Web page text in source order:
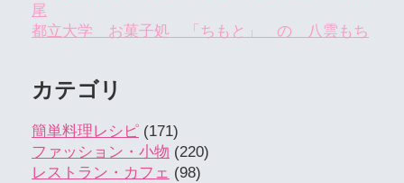
尾
都立大学 お菓子処 「ちもと」 の 八雲もち
カテゴリ
簡単料理レシピ (171)
ファッション・小物 (220)
レストラン・カフェ (98)